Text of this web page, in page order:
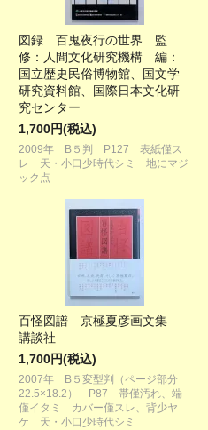
図録 百鬼夜行の世界 監
修：人間文化研究機構 編：
国立歴史民俗博物館、国文学
研究資料館、国際日本文化研
究センター
1,700円(税込)
2009年 B５判 P127 表紙僅ス
レ 天・小口少時代シミ 地にマジ
ック点
百怪図譜 京極夏彦画文集
講談社
1,700円(税込)
2007年 B５変型判（ページ部分
22.5×18.2） P87 帯僅汚れ、端
僅イタミ カバー僅スレ、背少ヤ
ケ 天・小口少時代シミ